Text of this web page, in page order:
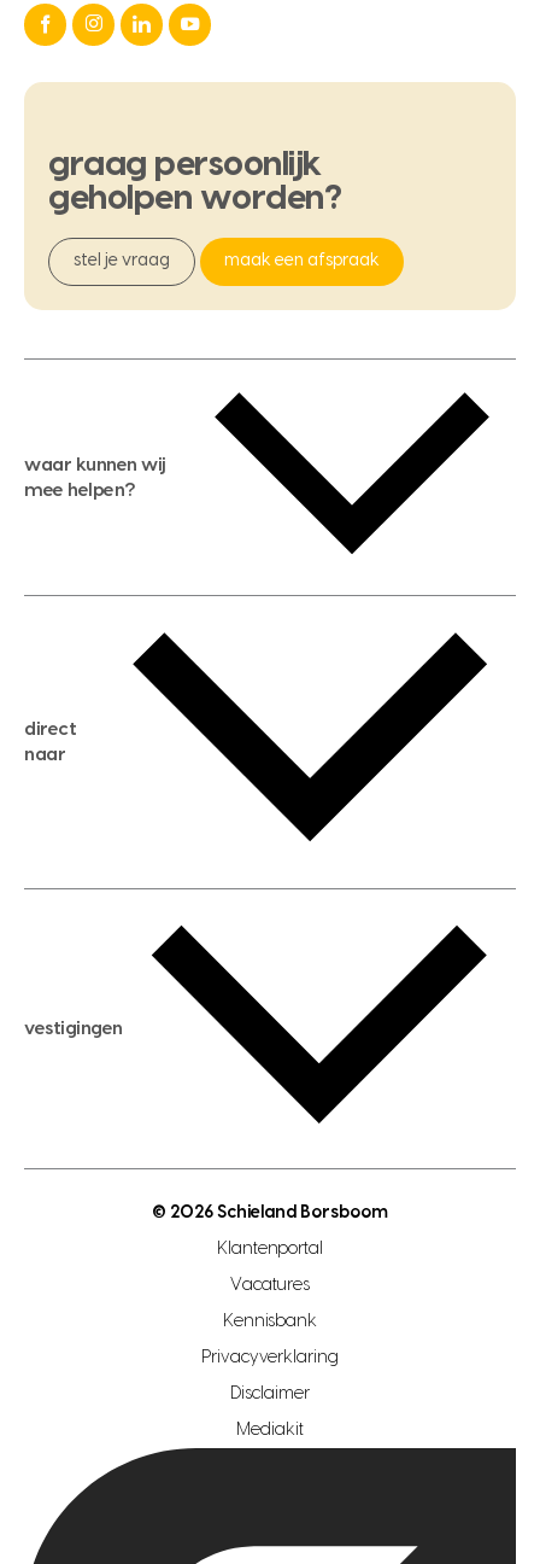
graag persoonlijk
geholpen worden?
stel je vraag maak een afspraak
waar kunnen wij
mee helpen?
gratis zoekservice
huis verkopen
huis kopen
aankoopadvies
verkoopadvies
hypotheekadvies
direct
naar
hypotheek berekenen
maximale hypotheek berekenen
hypotheek bespaarcheck
gratis zoekprofiel aanmaken
open woningwaarde dag
vestigingen
makelaar regio zoetermeer
hypotheekshop regio den haag
hypotheekshop regio rotterdam
© 2026 Schieland Borsboom
Klantenportal
Vacatures
Kennisbank
Privacyverklaring
Disclaimer
Mediakit